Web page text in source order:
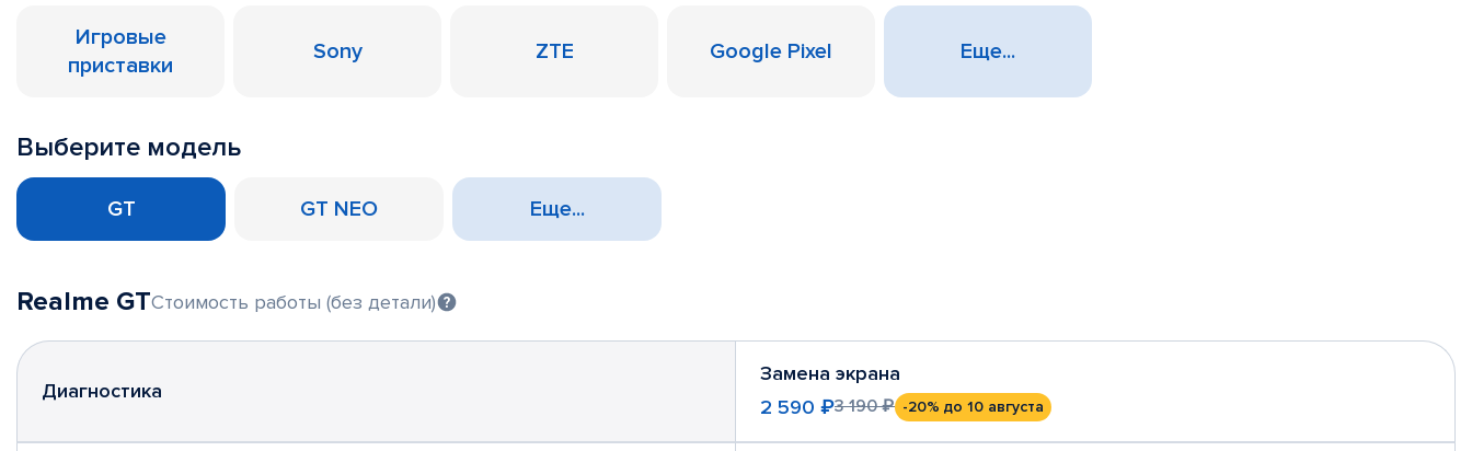
Игровые
приставки
Sony ZTE Google Pixel Еще...
Выберите модель
GT GT NEO Еще...
Realme GTСтоимость работы (без детали)
Диагностика
Замена экрана
2 590 ₽3 190 ₽ -20% до 10 августа